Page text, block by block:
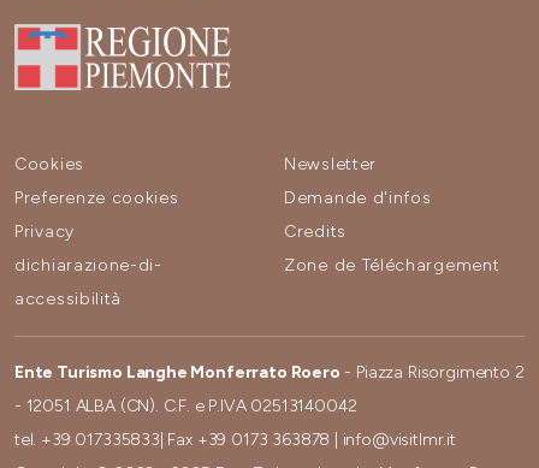
Cookies
Preferenze cookies
Privacy
dichiarazione-di-
accessibilità
Newsletter
Demande d'infos
Credits
Zone de Téléchargement
Ente Turismo Langhe Monferrato Roero - Piazza Risorgimento 2
- 12051 ALBA (CN). C.F. e P.IVA 02513140042
tel. +39 017335833 | Fax +39 0173 363878
info@visitlmr.it